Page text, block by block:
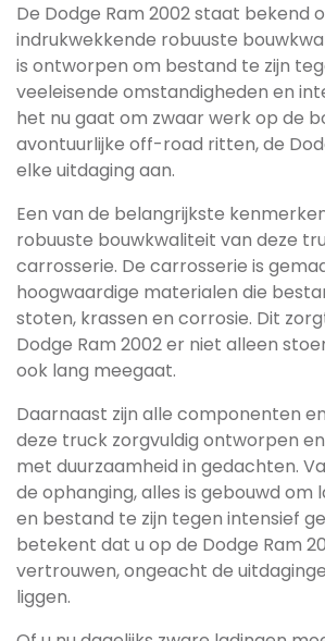
De Dodge Ram 2002 staat bekend
indrukwekkende robuuste
is ontworpen om bestand te zijn
veeleisende omstandigheden en
het nu gaat om zwaar werk op de
avontuurlijke off-road ritten, de
elke uitdaging aan.
Een van de belangrijkste
robuuste bouwkwaliteit van deze
carrosserie. De carrosserie is
hoogwaardige materialen die
stoten, krassen en corrosie. Dit
Dodge Ram 2002 er niet alleen
ook lang meegaat.
Daarnaast zijn alle componenten
deze truck zorgvuldig ontworpen
met duurzaamheid in gedachten.
de ophanging, alles is gebouwd om
en bestand te zijn tegen intensief
betekent dat u op de Dodge Ram
vertrouwen, ongeacht de
liggen.